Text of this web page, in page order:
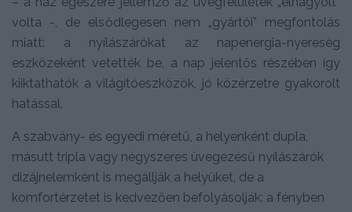
volta -, de elsődlegesen nem „gyártói” megfontolás
miatt: a nyílászárókat az napenergia-nyereség
eszközeként vetették be, a nap jelentős részében így
kiiktathatók a világítóeszközök, jó közérzetre gyakorolt
hatással.
A szabvány- és egyedi méretű, a helyenként dupla,
másutt tripla vagy négyszeres üvegezésű nyílászárók
dizájnelemként is megállják a helyüket, de a
komfortérzetet is kedvezően befolyásolják: a fényben